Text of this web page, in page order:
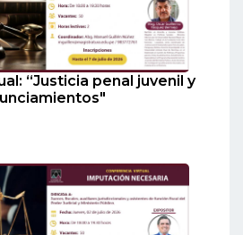
“Justicia penal juvenil y